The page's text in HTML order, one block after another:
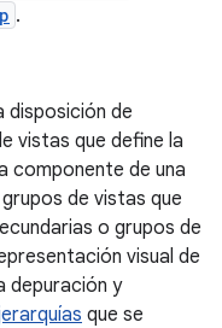
.
disposición de
vistas que define la
componente de una
de vistas que
o grupos de
visual de
depuración y
que se